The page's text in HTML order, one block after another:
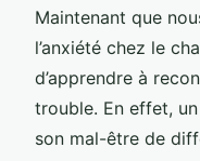
Maintenant que
l’anxiété chez le
d’apprendre à
trouble. En effet,
son mal-être de